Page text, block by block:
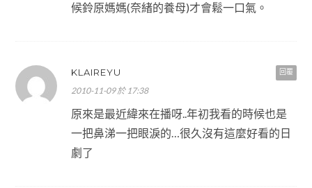
候鈴原媽媽(奈緒的養母)才會鬆一口氣。
回覆
KLAIREYU
2010-11-09 於 17:38
原來是最近緯來在播呀..年初我看的時候也是
一把鼻涕一把眼淚的…很久沒有這麼好看的日
劇了